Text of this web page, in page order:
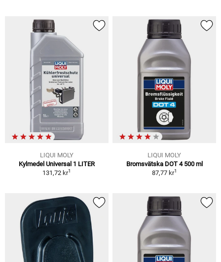
LIQUI MOLY
Kylmedel Universal 1 LITER
131,72 kr1
LIQUI MOLY
Bromsvätska DOT 4 500 ml
87,77 kr1